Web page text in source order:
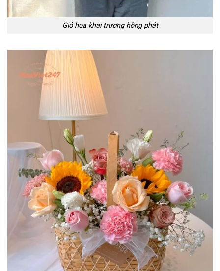
Giỏ hoa khai trương hồng phát